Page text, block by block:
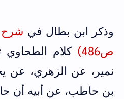
وذكر ابن بطال في
ص486
) كلام الطحاوي
نمير، عن الزهري، عن
بن حاطب، عن أبيه أن